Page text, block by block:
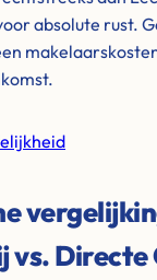
absolute rust.
vs. Directe